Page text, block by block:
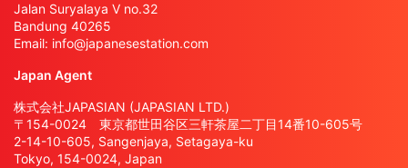
Jalan Suryalaya V no.32
Bandung 40265
Email: info@japanesestation.com
Japan Agent
株式会社JAPASIAN (JAPASIAN LTD.)
〒154-0024 東京都世田谷区三軒茶屋二丁目14番10-605号
2-14-10-605, Sangenjaya, Setagaya-ku
Tokyo, 154-0024, Japan